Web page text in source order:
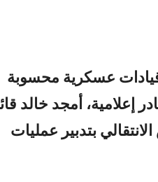
عسكرية محسوبة
إعلامية، أمجد خالد
بتدبير عمليات